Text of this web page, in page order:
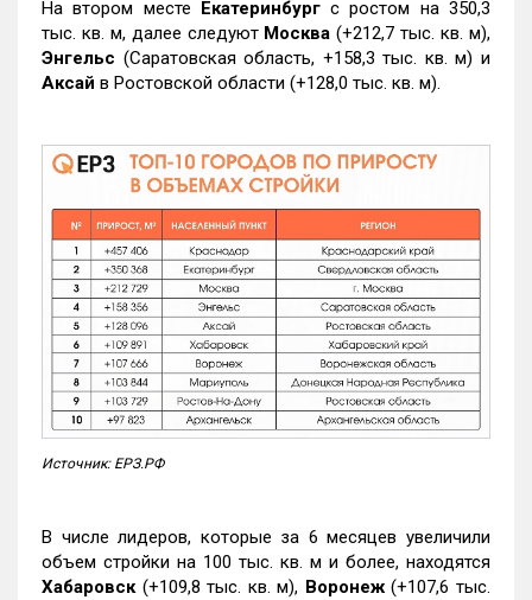
На втором месте Екатеринбургс ростом на 350,3
тыс. кв. м, далее следуют Москва (+212,7 тыс. кв. м),
Энгельс (Саратовская область, +158,3 тыс. кв. м) и
Аксай в Ростовской области (+128,0 тыс. кв. м).
Источник: ЕРЗ.РФ
В числе лидеров, которые за 6 месяцев увеличили
объем стройки на 100 тыс. кв. м и более, находятся
Хабаровск (+109,8 тыс. кв. м), Воронеж(+107,6 тыс.